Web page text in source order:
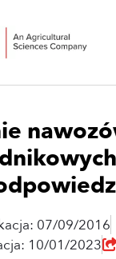
07/09/2016
10/01/2023